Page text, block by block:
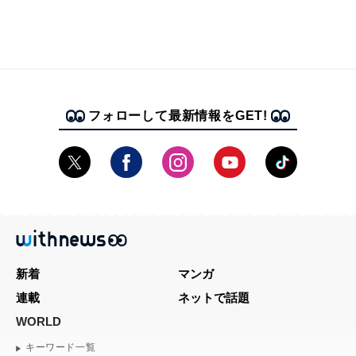
フォローして最新情報をGET!
新着
マンガ
連載
ネットで話題
WORLD
キーワード一覧